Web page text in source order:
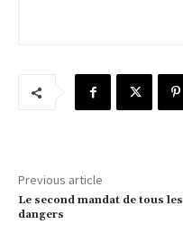
Previous article
Le second mandat de tous les
dangers